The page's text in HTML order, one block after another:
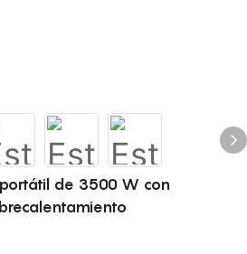
de 3500 W con